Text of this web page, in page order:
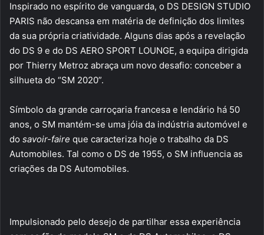
Inspirado no espírito de vanguarda, o DS DESIGN STUDIO
PARIS não descansa em matéria de definição dos limites
da sua própria criatividade. Alguns dias após a revelação
do DS 9 e do DS AERO SPORT LOUNGE, a equipa dirigida
por Thierry Metroz abraça um novo desafio: conceber a
silhueta do “SM 2020”.
Símbolo da grande carroçaria francesa e lendário há 50
anos, o SM mantém-se uma jóia da indústria automóvel e
do savoir-faire que caracteriza hoje o trabalho da DS
Automobiles. Tal como o DS de 1955, o SM influencia as
criações da DS Automobiles.
Impulsionado pelo desejo de partilhar essa experiência